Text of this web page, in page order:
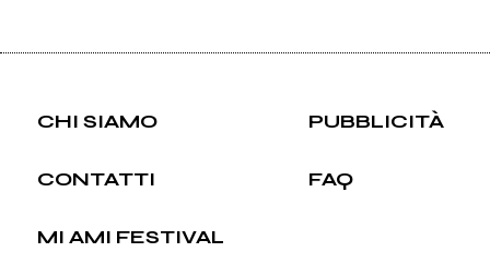
CHI SIAMO PUBBLICITÀ
CONTATTI FAQ
MI AMI FESTIVAL